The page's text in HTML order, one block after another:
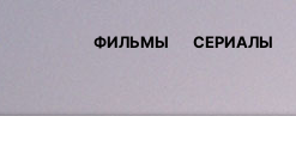
ФИЛЬМЫ СЕРИАЛЫ